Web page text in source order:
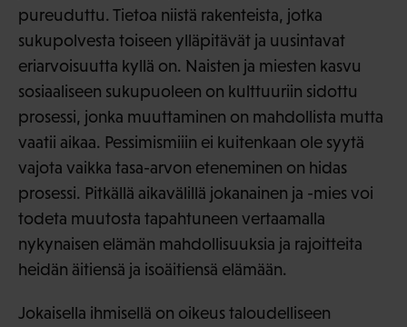
pureuduttu. Tietoa niistä rakenteista, jotka
sukupolvesta toiseen ylläpitävät ja uusintavat
eriarvoisuutta kyllä on. Naisten ja miesten kasvu
sosiaaliseen sukupuoleen on kulttuuriin sidottu
prosessi, jonka muuttaminen on mahdollista mutta
vaatii aikaa. Pessimismiiin ei kuitenkaan ole syytä
vajota vaikka tasa-arvon eteneminen on hidas
prosessi. Pitkällä aikavälillä jokanainen ja -mies voi
todeta muutosta tapahtuneen vertaamalla
nykynaisen elämän mahdollisuuksia ja rajoitteita
heidän äitiensä ja isoäitiensä elämään.
Jokaisella ihmisellä on oikeus taloudelliseen